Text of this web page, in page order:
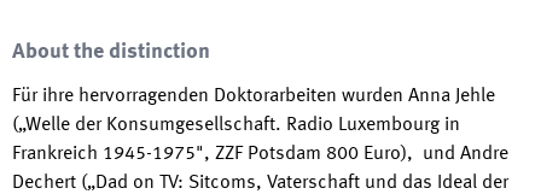
About the distinction
Für ihre hervorragenden Doktorarbeiten wurden Anna Jehle
(„Welle der Konsumgesellschaft. Radio Luxembourg in
Frankreich 1945-1975", ZZF Potsdam 800 Euro), und Andre
Dechert („Dad on TV: Sitcoms, Vaterschaft und das Ideal der